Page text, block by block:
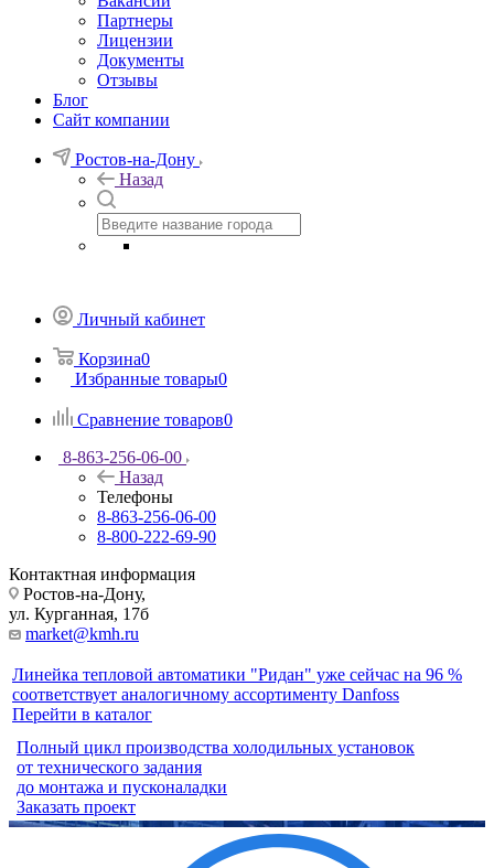
Партнеры
Лицензии
Документы
Отзывы
Блог
Сайт компании
Ростов-на-Дону
Назад
Личный кабинет
Корзина0
Избранные товары0
Сравнение товаров0
8-863-256-06-00
Назад
Телефоны
8-863-256-06-00
8-800-222-69-90
Контактная информация
Ростов-на-Дону,
ул. Курганная, 17б
market@kmh.ru
Линейка тепловой автоматики "Ридан" уже сейчас на 96 %
соответствует аналогичному ассортименту Danfoss
Перейти в каталог
Полный цикл производства холодильных установок
от технического задания
до монтажа и пусконаладки
Заказать проект